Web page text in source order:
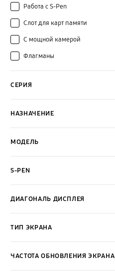
Работа с S-Pen
Слот для карт памяти
С мощной камерой
Флагманы
СЕРИЯ
НАЗНАЧЕНИЕ
МОДЕЛЬ
S-PEN
ДИАГОНАЛЬ ДИСПЛЕЯ
ТИП ЭКРАНА
ЧАСТОТА ОБНОВЛЕНИЯ ЭКРАНА